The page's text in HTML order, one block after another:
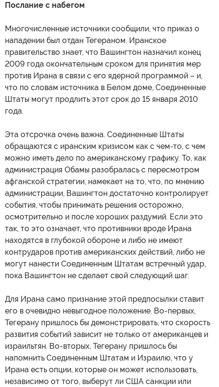
Послание с набегом
Многочисленные источники сообщили, что приказ о
нападении был отдан Тегераном. Иранское
правительство знает, что Вашингтон назначил конец
2009 года окончательным сроком для принятия мер
против Ирана в связи с его ядерной программой – и,
что по словам источника в Белом доме, Соединенные
Штаты могут продлить этот срок до 15 января 2010
года.
Эта отсрочка очень важна. Соединенные Штаты
обращаются с иранским кризисом как с чем-то, с чем
можно иметь дело по американскому графику. То, как
администрация Обамы разобралась с пересмотром
афганской стратегии, намекает на то, что, по мнению
администрации, Вашингтон достаточно контролирует
события, чтобы принимать решения осторожно,
осмотрительно и после хороших раздумий. Если это
так, то это означает, что противники вроде Ирана
находятся в глубокой обороне и либо не имеют
контрударов против американских действий, либо не
могут нанести Соединенным Штатам встречный удар,
пока Вашингтон не сделает свой следующий шаг.
Для Ирана само признание этой предпосылки ставит
его в очевидно невыгодное положение. Во-первых,
Тегерану пришлось бы демонстрировать, что скорость
развития событий зависит не только от американцев и
израильтян. Во-вторых, Тегерану пришлось бы
напомнить Соединенным Штатам и Израилю, что у
Ирана есть опции, которые он может использовать,
независимо от того, выберут ли США санкции или